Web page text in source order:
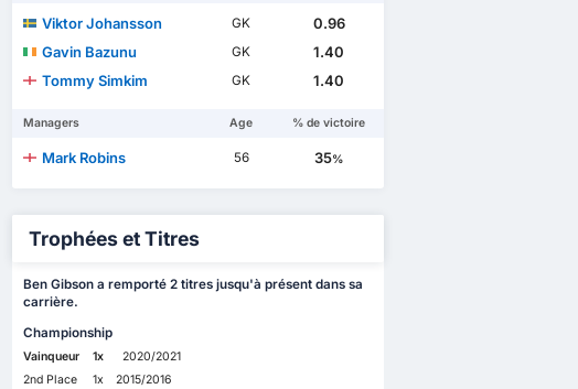
Viktor Johansson GK
0.96
Gavin Bazunu
GK
1.40
Tommy Simkim
GK 1.40
Managers Age % de victoire
Mark Robins 56 35%
Trophées et Titres
Ben Gibson a remporté 2 titres jusqu'à présent dans sa
carrière.
Championship
Vainqueur 1x
2020/2021
2nd Place
1x 2015/2016